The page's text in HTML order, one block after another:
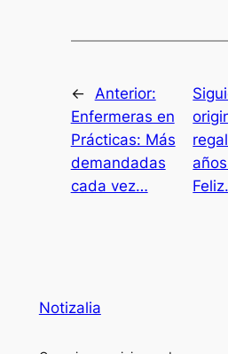
← Anterior:
Enfermeras en
Prácticas: Más
demandadas
cada vez…
Notizalia